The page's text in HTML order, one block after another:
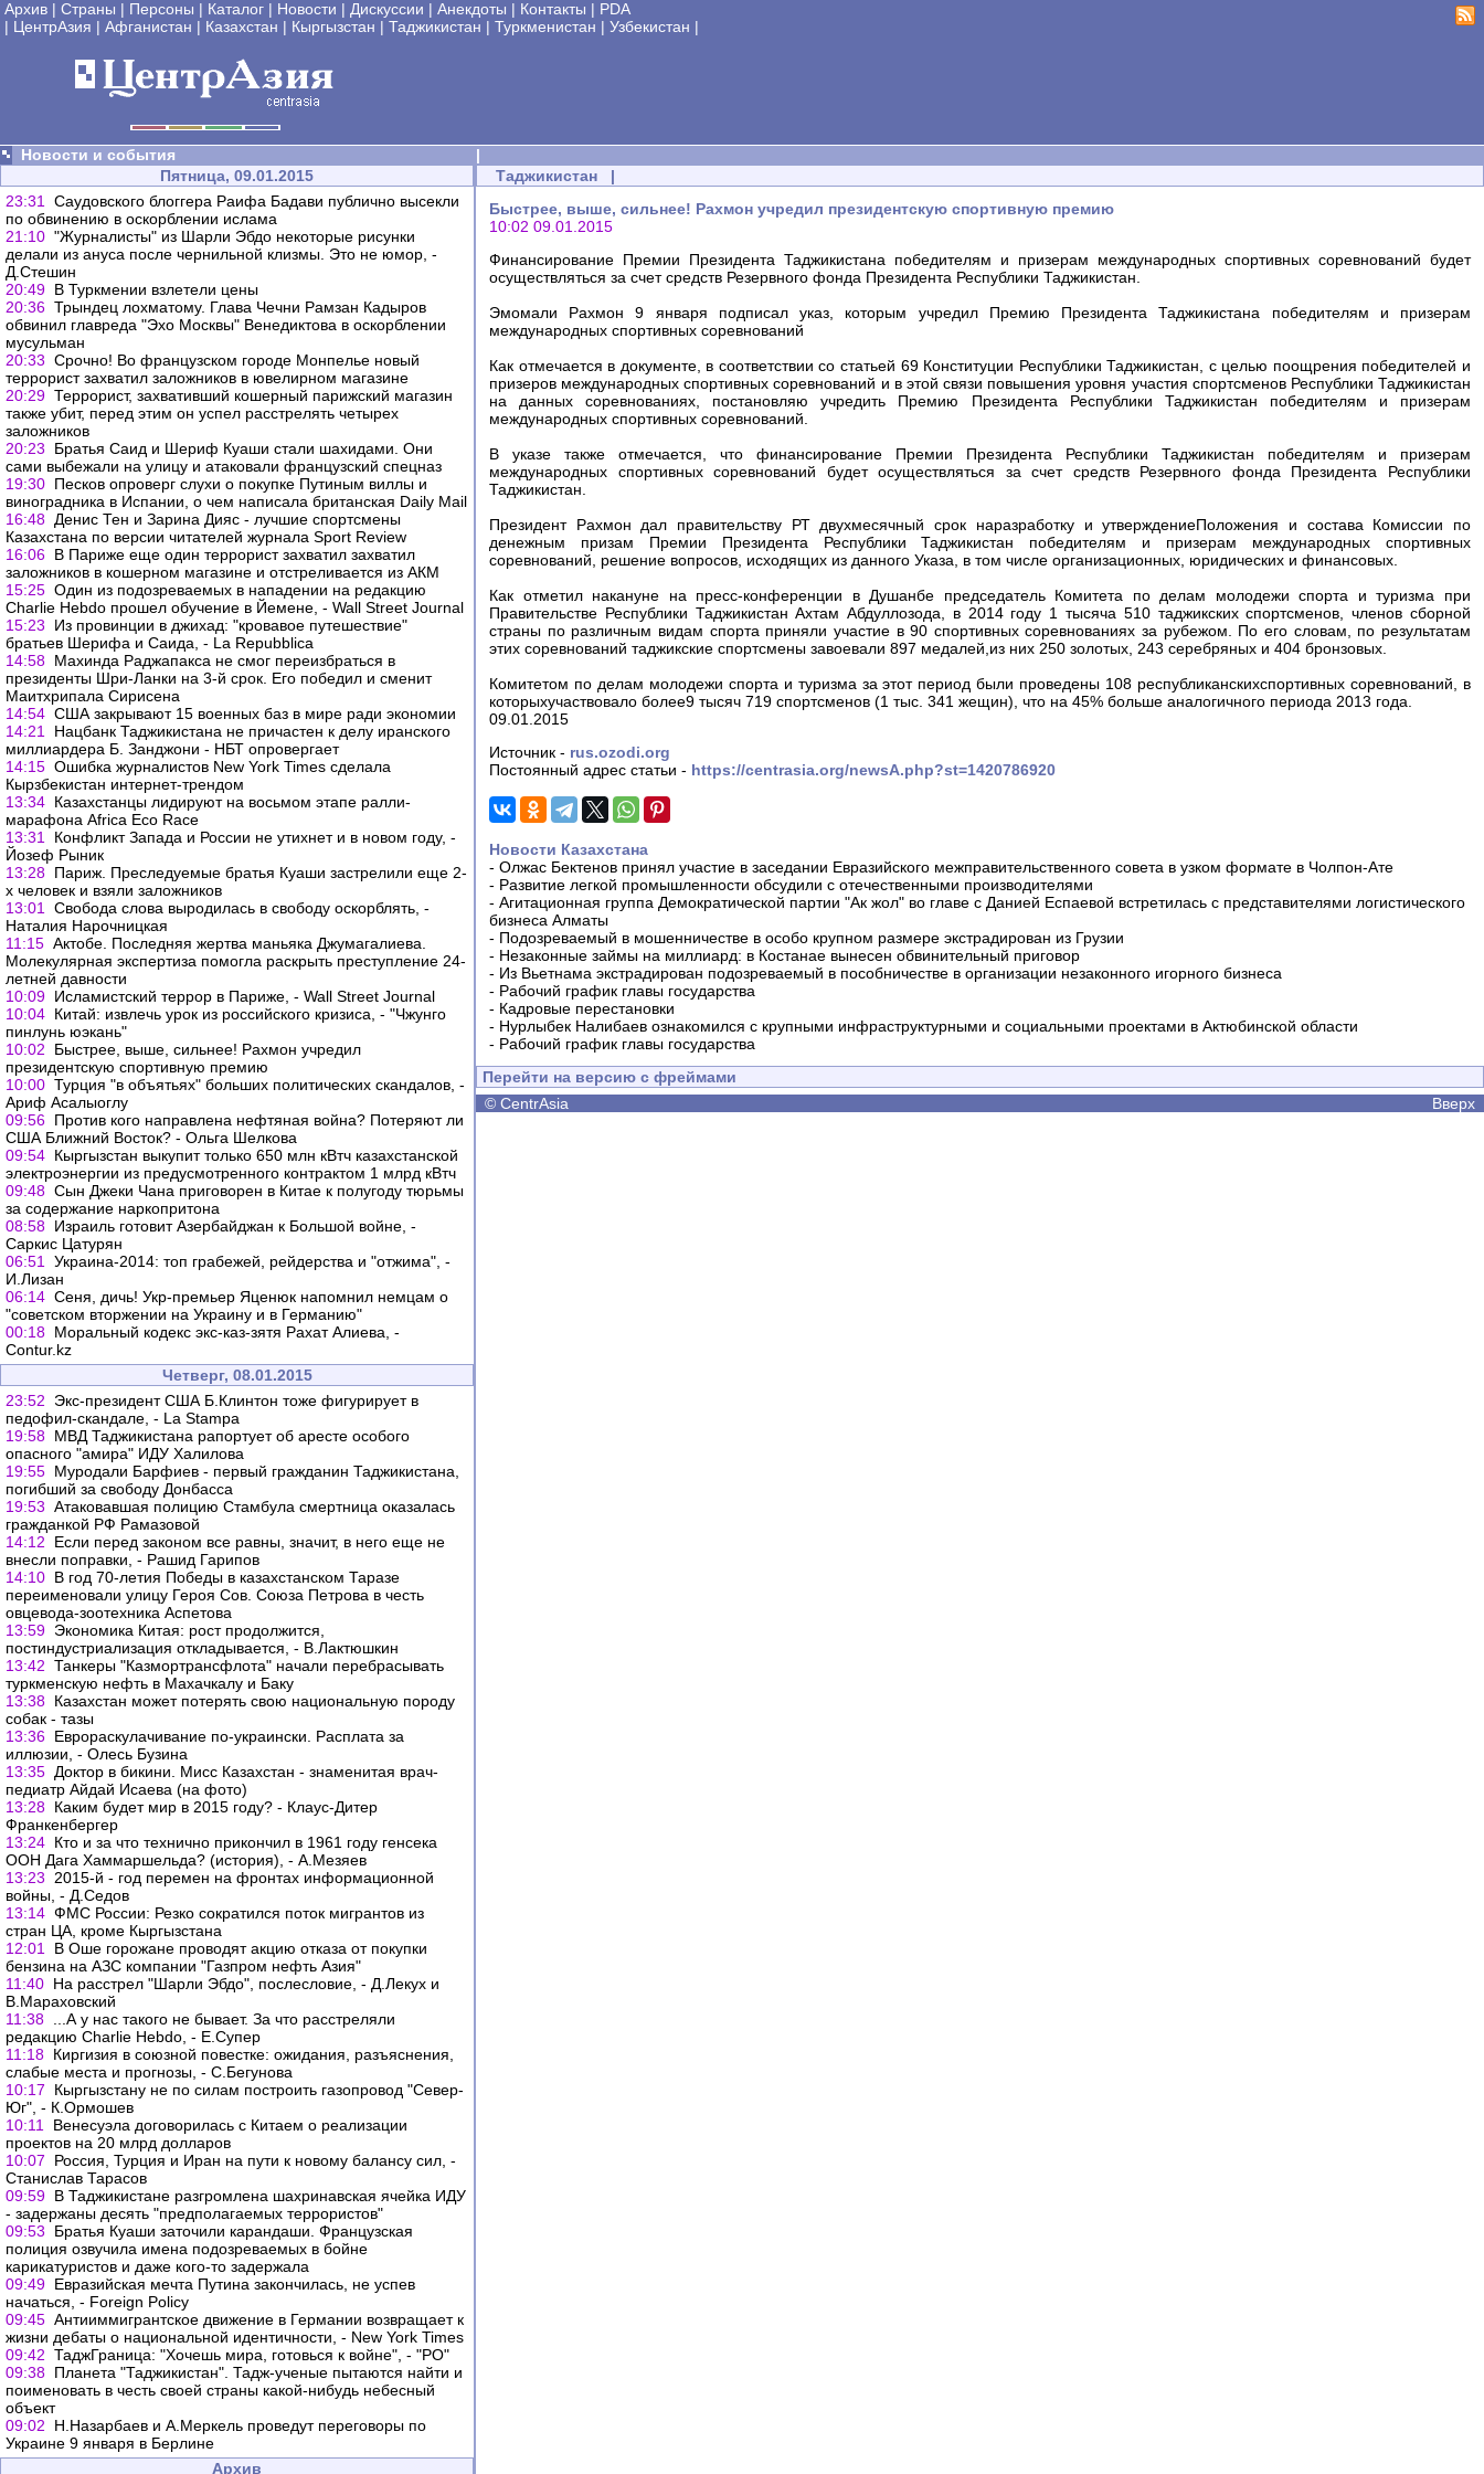
Архив | Страны | Персоны | Каталог | Новости | Дискуссии | Анекдоты | Контакты | PDA
| ЦентрАзия | Афганистан | Казахстан | Кыргызстан | Таджикистан | Туркменистан | Узбекистан |
Новости и события
|
Пятница, 09.01.2015
23:31
Саудовского блоггера Раифа Бадави публично высекли
по обвинению в оскорблении ислама
21:10 "Журналисты" из Шарли Эбдо некоторые рисунки
делали из ануса после чернильной клизмы. Это не юмор, -
Д.Стешин
20:49 В Туркмении взлетели цены
20:36 Трындец лохматому. Глава Чечни Рамзан Кадыров
обвинил главреда "Эхо Москвы" Венедиктова в оскорблении
мусульман
20:33 Срочно! Во французском городе Монпелье новый
террорист захватил заложников в ювелирном магазине
20:29 Террорист, захвативший кошерный парижский магазин
также убит, перед этим он успел расстрелять четырех
заложников
20:23
Братья Саид и Шериф Куаши стали шахидами. Они
сами выбежали на улицу и атаковали французский спецназ
19:30 Песков опроверг слухи о покупке Путиным виллы и
виноградника в Испании, о чем написала британская Daily Mail
16:48 Денис Тен и Зарина Дияс - лучшие спортсмены
Казахстана по версии читателей журнала Sport Review
16:06 В Париже еще один террорист захватил захватил
заложников в кошерном магазине и отстреливается из АКМ
15:25 Один из подозреваемых в нападении на редакцию
Charlie Hebdo прошел обучение в Йемене, - Wall Street Journal
15:23
Из провинции в джихад: "кровавое путешествие"
братьев Шерифа и Саида, - La Repubblica
14:58 Махинда Раджапакса не смог переизбраться в
президенты Шри-Ланки на 3-й срок. Его победил и сменит
Маитхрипала Сирисена
14:54 США закрывают 15 военных баз в мире ради экономии
14:21
Нацбанк Таджикистана не причастен к делу иранского
миллиардера Б. Занджони - НБТ опровергает
14:15 Ошибка журналистов New York Times сделала
Кырзбекистан интернет-трендом
13:34 Казахстанцы лидируют на восьмом этапе ралли-
марафона Africa Eco Race
13:31
Конфликт Запада и России не утихнет и в новом году, -
Йозеф Рыник
13:28 Париж. Преследуемые братья Куаши застрелили еще 2-
х человек и взяли заложников
13:01
Свобода слова выродилась в свободу оскорблять, -
Наталия Нарочницкая
11:15 Актобе. Последняя жертва маньяка Джумагалиева.
Молекулярная экспертиза помогла раскрыть преступление 24-
летней давности
10:09 Исламистский террор в Париже, - Wall Street Journal
10:04 Китай: извлечь урок из российского кризиса, - "Чжунго
пинлунь юэкань"
10:02
Быстрее, выше, сильнее! Рахмон учредил
президентскую спортивную премию
10:00 Турция "в объятьях" больших политических скандалов, -
Ариф Асалыоглу
09:56 Против кого направлена нефтяная война? Потеряют ли
США Ближний Восток? - Ольга Шелкова
09:54 Кыргызстан выкупит только 650 млн кВтч казахстанской
электроэнергии из предусмотренного контрактом 1 млрд кВтч
09:48 Сын Джеки Чана приговорен в Китае к полугоду тюрьмы
за содержание наркопритона
08:58 Израиль готовит Азербайджан к Большой войне, -
Саркис Цатурян
06:51
Украина-2014: топ грабежей, рейдерства и "отжима", -
И.Лизан
06:14 Сеня, дичь! Укр-премьер Яценюк напомнил немцам о
"советском вторжении на Украину и в Германию"
00:18 Моральный кодекс экс-каз-зятя Рахат Алиева, -
Сontur.kz
Четверг, 08.01.2015
23:52
Экс-президент США Б.Клинтон тоже фигурирует в
педофил-скандале, - La Stampa
19:58 МВД Таджикистана рапортует об аресте особого
опасного "амира" ИДУ Халилова
19:55 Муродали Барфиев - первый гражданин Таджикистана,
погибший за свободу Донбасса
19:53 Атаковавшая полицию Стамбула смертница оказалась
гражданкой РФ Рамазовой
14:12
Если перед законом все равны, значит, в него еще не
внесли поправки, - Рашид Гарипов
14:10 В год 70-летия Победы в казахстанском Таразе
переименовали улицу Героя Сов. Союза Петрова в честь
овцевода-зоотехника Аспетова
13:59 Экономика Китая: рост продолжится,
постиндустриализация откладывается, - В.Лактюшкин
13:42 Танкеры "Казмортрансфлота" начали перебрасывать
туркменскую нефть в Махачкалу и Баку
13:38 Казахстан может потерять свою национальную породу
собак - тазы
13:36 Еврораскулачивание по-украински. Расплата за
иллюзии, - Олесь Бузина
13:35 Доктор в бикини. Мисс Казахстан - знаменитая врач-
педиатр Айдай Исаева (на фото)
13:28 Каким будет мир в 2015 году? - Клаус-Дитер
Франкенбергер
13:24 Кто и за что технично прикончил в 1961 году генсека
ООН Дага Хаммаршельда? (история), - А.Мезяев
13:23
2015-й - год перемен на фронтах информационной
войны, - Д.Седов
13:14 ФМС России: Резко сократился поток мигрантов из
стран ЦА, кроме Кыргызстана
12:01
В Оше горожане проводят акцию отказа от покупки
бензина на АЗС компании "Газпром нефть Азия"
11:40 На расстрел "Шарли Эбдо", послесловие, - Д.Лекух и
В.Мараховский
11:38
...А у нас такого не бывает. За что расстреляли
редакцию Charlie Hebdo, - Е.Супер
11:18 Киргизия в союзной повестке: ожидания, разъяснения,
слабые места и прогнозы, - С.Бегунова
10:17
Кыргызстану не по силам построить газопровод "Север-
Юг", - К.Ормошев
10:11
Венесуэла договорилась с Китаем о реализации
проектов на 20 млрд долларов
10:07
Россия, Турция и Иран на пути к новому балансу сил, -
Станислав Тарасов
09:59 В Таджикистане разгромлена шахринавская ячейка ИДУ
- задержаны десять "предполагаемых террористов"
09:53
Братья Куаши заточили карандаши. Французская
полиция озвучила имена подозреваемых в бойне
карикатуристов и даже кого-то задержала
09:49 Евразийская мечта Путина закончилась, не успев
начаться, - Foreign Policy
09:45 Антииммигрантское движение в Германии возвращает к
жизни дебаты о национальной идентичности, - New York Times
09:42 ТаджГраница: "Хочешь мира, готовься к войне", - "РО"
09:38 Планета "Таджикистан". Тадж-ученые пытаются найти и
поименовать в честь своей страны какой-нибудь небесный
объект
09:02
Н.Назарбаев и А.Меркель проведут переговоры по
Украине 9 января в Берлине
Архив
Таджикистан |
Быстрее, выше, сильнее! Рахмон учредил президентскую спортивную премию
10:02 09.01.2015
Финансирование Премии Президента Таджикистана победителям и призерам международных спортивных соревнований будет
осуществляться за счет средств Резервного фонда Президента Республики Таджикистан.
Эмомали Рахмон 9 января подписал указ, которым учредил Премию Президента Таджикистана победителям и призерам
международных спортивных соревнований
Как отмечается в документе, в соответствии со статьей 69 Конституции Республики Таджикистан, с целью поощрения победителей и
призеров международных спортивных соревнований и в этой связи повышения уровня участия спортсменов Республики Таджикистан
на данных соревнованиях, постановляю учредить Премию Президента Республики Таджикистан победителям и призерам
международных спортивных соревнований.
В указе также отмечается, что финансирование Премии Президента Республики Таджикистан победителям и призерам
международных спортивных соревнований будет осуществляться за счет средств Резервного фонда Президента Республики
Таджикистан.
Президент Рахмон дал правительству РТ двухмесячный срок наразработку и утверждениеПоложения и состава Комиссии по
денежным призам Премии Президента Республики Таджикистан победителям и призерам международных спортивных
соревнований, решение вопросов, исходящих из данного Указа, в том числе организационных, юридических и финансовых.
Как отметил накануне на пресс-конференции в Душанбе председатель Комитета по делам молодежи спорта и туризма при
Правительстве Республики Таджикистан Ахтам Абдуллозода, в 2014 году 1 тысяча 510 таджикских спортсменов, членов сборной
страны по различным видам спорта приняли участие в 90 спортивных соревнованиях за рубежом. По его словам, по результатам
этих соревнований таджикские спортсмены завоевали 897 медалей,из них 250 золотых, 243 серебряных и 404 бронзовых.
Комитетом по делам молодежи спорта и туризма за этот период были проведены 108 республиканскихспортивных соревнований, в
которыхучаствовало более9 тысяч 719 спортсменов (1 тыс. 341 жещин), что на 45% больше аналогичного периода 2013 года.
09.01.2015
Источник - rus.ozodi.org
Постоянный адрес статьи - https://centrasia.org/newsA.php?st=1420786920
Новости Казахстана
- Олжас Бектенов принял участие в заседании Евразийского межправительственного совета в узком формате в Чолпон-Ате
- Развитие легкой промышленности обсудили с отечественными производителями
- Агитационная группа Демократической партии "Ак жол" во главе с Данией Еспаевой встретилась с представителями логистического
бизнеса Алматы
- Подозреваемый в мошенничестве в особо крупном размере экстрадирован из Грузии
- Незаконные займы на миллиард: в Костанае вынесен обвинительный приговор
- Из Вьетнама экстрадирован подозреваемый в пособничестве в организации незаконного игорного бизнеса
- Рабочий график главы государства
- Кадровые перестановки
- Нурлыбек Налибаев ознакомился с крупными инфраструктурными и социальными проектами в Актюбинской области
- Рабочий график главы государства
Перейти на версию с фреймами
© CentrAsia Вверх